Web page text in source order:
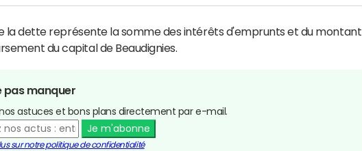
la dette représente la somme des intérêts d'emprunts et du montant
du capital de Beaudignies.
pas manquer
astuces et bons plans directement par e-mail.
Je m'abonne
sur notre politique de confidentialité